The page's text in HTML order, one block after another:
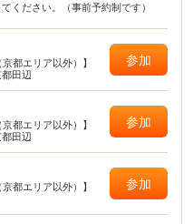
ください。（事前予約制です）
都エリア以外）】
田辺
参加
都エリア以外）】
田辺
参加
都エリア以外）】
参加